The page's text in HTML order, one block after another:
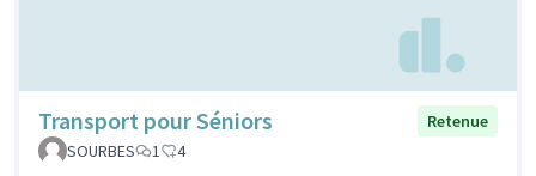
Transport pour Séniors
Retenue
SOURBES
1 4